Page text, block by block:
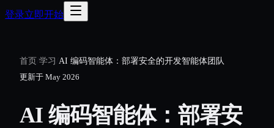
登录立即开始
首页 /学习 /AI 编码智能体：部署安全的开发智能体团队
更新于 May 2026
AI 编码智能体：部署安